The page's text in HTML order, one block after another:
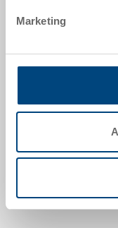
Marketing
Dati tecnici
Palletbox
1200x800x1265
impilabile